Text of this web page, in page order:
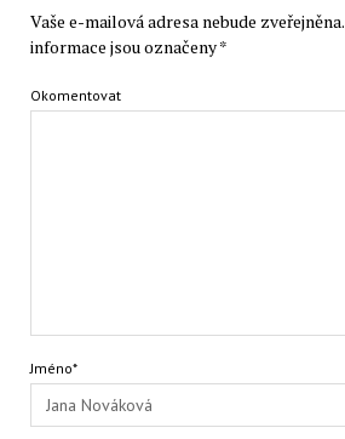
Vaše e-mailová adresa nebude zveřejněna.
informace jsou označeny*
Okomentovat
Jméno*